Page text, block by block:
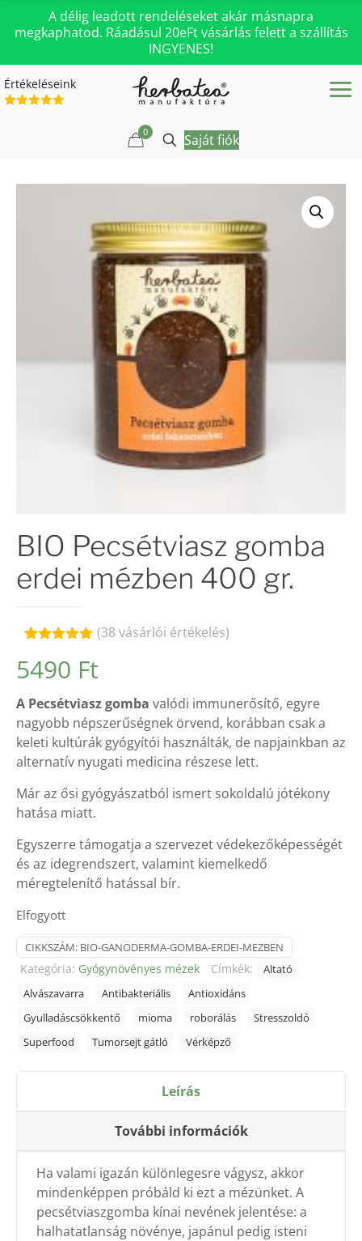
A délig leadott rendeléseket akár másnapra
megkaphatod. Ráadásul 20eFt vásárlás felett a szállítás
INGYENES!
Értékeléseink
0 Saját fiók
BIO Pecsétviasz gomba
erdei mézben 400 gr.
4.97az 5-
ből,
alapján
(38vásárlói értékelés)
5490 Ft
A Pecsétviasz gomba valódi immunerősítő, egyre
nagyobb népszerűségnek örvend, korábban csak a
keleti kultúrák gyógyítói használták, de napjainkban az
alternatív nyugati medicina részese lett.
Már az ősi gyógyászatból ismert sokoldalú jótékony
hatása miatt.
Egyszerre támogatja a szervezet védekezőképességét
és az idegrendszert, valamint kiemelkedő
méregtelenítő hatással bír.
Elfogyott
CIKKSZÁM: BIO-GANODERMA-GOMBA-ERDEI-MEZBEN
Kategória: Gyógynövényes mézek Címkék:
Altató
Alvászavarra
Antibakteriális
Antioxidáns
Gyulladáscsökkentő
mioma roborálás
Stresszoldó
Superfood
Tumorsejt gátló Vérképző
Leírás
További információk
Ha valami igazán különlegesre vágysz, akkor
mindenképpen próbáld ki ezt a mézünket. A
pecsétviaszgomba kínai nevének jelentése: a
halhatatlanság növénye, japánul pedig isteni